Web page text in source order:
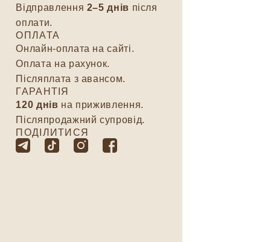
Відправлення 2–5 днів після
оплати.
ОПЛАТА
Онлайн-оплата на сайті.
Оплата на рахунок.
Післяплата з авансом.
ГАРАНТІЯ
120 днів на приживлення.
Післяпродажний супровід.
ПОДІЛИТИСЯ